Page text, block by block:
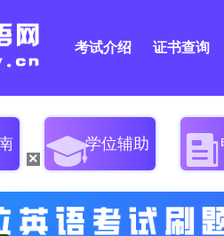
考试介绍 证书查询
学位辅助